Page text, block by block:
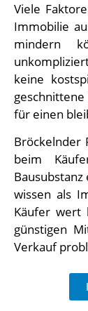
Viele
Immobilie
mindern
keine
für einen
Bröckelnder
beim
wissen als
Käufer wert
günstigen
Verkauf